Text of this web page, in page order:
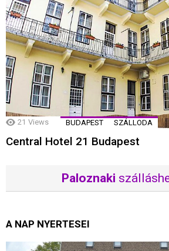
21 Views BUDAPEST SZÁLLODA
Central Hotel 21 Budapest
Paloznaki
A NAP NYERTESEI